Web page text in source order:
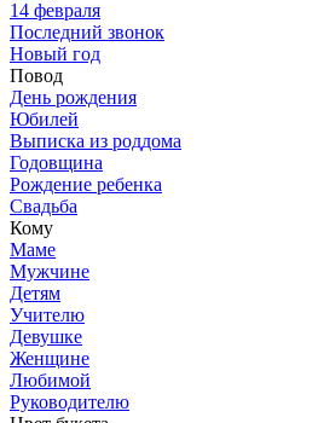
14 февраля
Последний звонок
Новый год
Повод
День рождения
Юбилей
Выписка из роддома
Годовщина
Рождение ребенка
Свадьба
Кому
Маме
Мужчине
Детям
Учителю
Девушке
Женщине
Любимой
Руководителю